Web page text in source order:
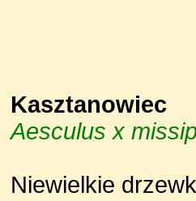
Kasztanowiec
Aesculus x
Niewielkie